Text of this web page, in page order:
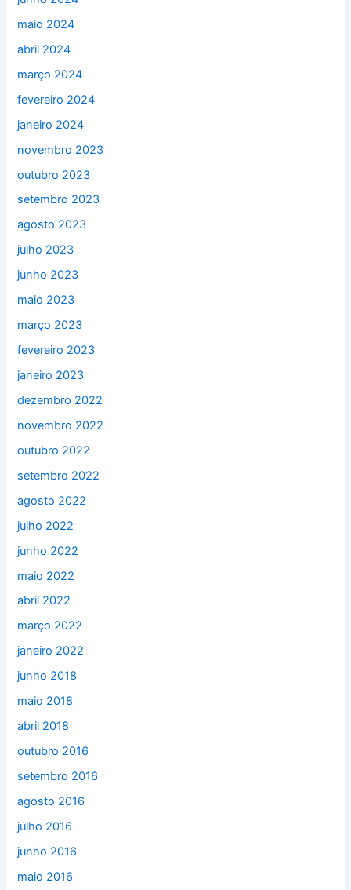
maio 2024
abril 2024
março 2024
fevereiro 2024
janeiro 2024
novembro 2023
outubro 2023
setembro 2023
agosto 2023
julho 2023
junho 2023
maio 2023
março 2023
fevereiro 2023
janeiro 2023
dezembro 2022
novembro 2022
outubro 2022
setembro 2022
agosto 2022
julho 2022
junho 2022
maio 2022
abril 2022
março 2022
janeiro 2022
junho 2018
maio 2018
abril 2018
outubro 2016
setembro 2016
agosto 2016
julho 2016
junho 2016
maio 2016